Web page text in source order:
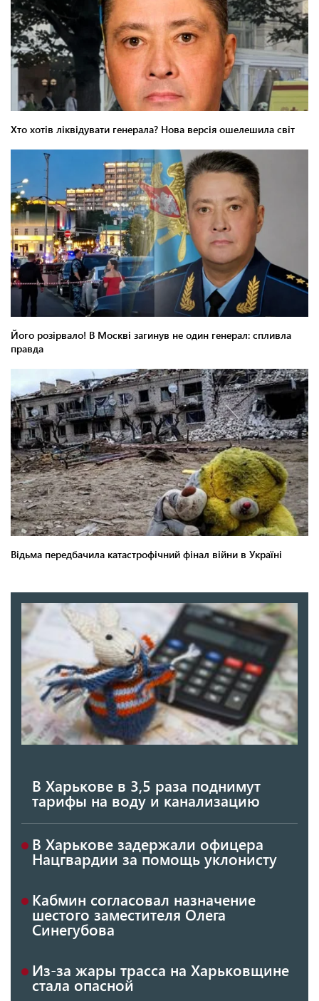
В Харькове в 3,5 раза поднимут
тарифы на воду и канализацию
В Харькове задержали офицера
Нацгвардии за помощь уклонисту
Кабмин согласовал назначение
шестого заместителя Олега
Синегубова
Из-за жары трасса на Харьковщине
стала опасной